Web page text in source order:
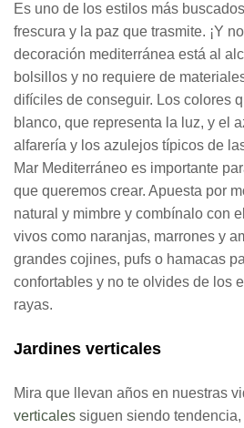
Es uno de los estilos más
frescura y la paz que trasmite. ¡Y
decoración mediterránea está al
bolsillos y no requiere de
difíciles de conseguir. Los colores
blanco, que representa la luz, y el
alfarería y los azulejos típicos de
Mar Mediterráneo es importante
que queremos crear. Apuesta por
natural y mimbre y combínalo con
vivos como naranjas, marrones y
grandes cojines, pufs o hamacas
confortables y no te olvides de los
rayas.
Jardines verticales
Mira que llevan años en nuestras
verticales siguen siendo